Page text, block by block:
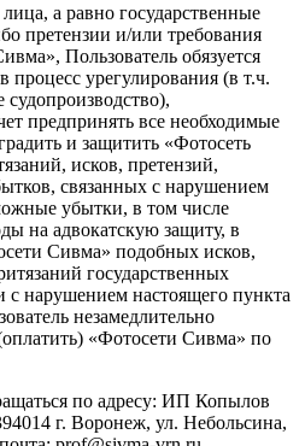
а равно государственные
претензии и/или требования
Пользователь обязуется
процесс урегулирования (в т.ч.
предпринять все необходимые
и защитить «Фотосеть
исков, претензий,
связанных с нарушением
убытки, в том числе
на адвокатскую защиту, в
Сивма» подобных исков,
государственных
с нарушением настоящего пункта
незамедлительно
«Фотосети Сивма» по
по адресу: ИП Копылов
г. Воронеж, ул. Небольсина,